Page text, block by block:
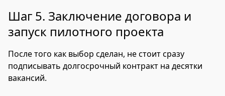
Шаг 5. Заключение договора и
запуск пилотного проекта
После того как выбор сделан, не стоит сразу
подписывать долгосрочный контракт на десятки
вакансий.